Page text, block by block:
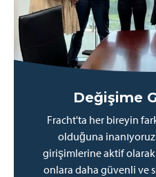
Değişime
Fracht'ta her bireyin
olduğuna inanıyoruz.
girişimlerine aktif
onlara daha güvenli ve